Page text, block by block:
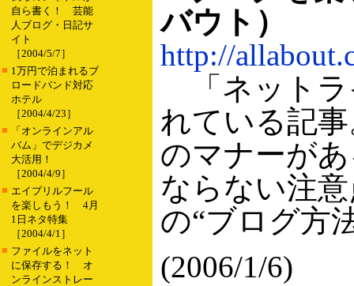
自ら書く！ 芸能
人ブログ・日記サ
イト
［2004/5/7］
■ 1万円で泊まれるブ
ロードバンド対応
ホテル
［2004/4/23］
■
「オンラインアル
バム」でデジカメ
大活用！
［2004/4/9］
■ エイプリルフール
を楽しもう！ 4月
1日ネタ特集
［2004/4/1］
■ ファイルをネット
に保存する！ オ
ンラインストレー
バウト）
http://
「ネットラ
れている記
のマナーが
ならない注
の“ブログ方
(2006/1/6)